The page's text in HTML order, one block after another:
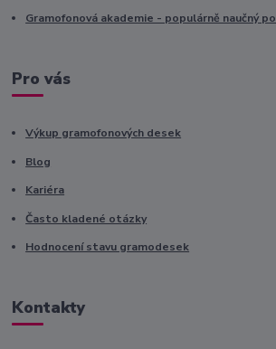
Gramofonová akademie - populárně naučný
Pro vás
Výkup gramofonových desek
Blog
Kariéra
Často kladené otázky
Hodnocení stavu gramodesek
Kontakty